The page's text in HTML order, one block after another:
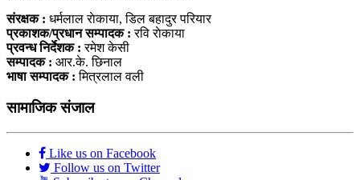
संरक्षक : धर्मलाल राेकाया, डिल बहादुर परियार
प्रकाशक/प्रधान सम्पादक : रवि राेकाया
प्रवन्ध निर्देशक : रमेश केसी
सम्पादक : आर.के. छिनाल
भाषा सम्पादक : मित्रलाल वली
सामाजिक संजाल
Like us on Facebook
Follow us on Twitter